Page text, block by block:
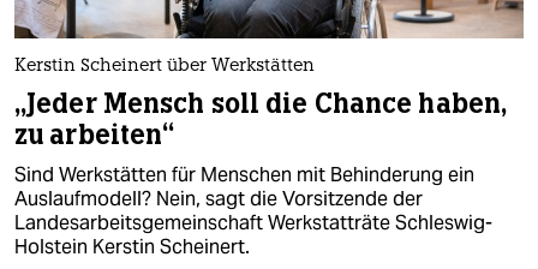
Kerstin Scheinert über Werkstätten
„Jeder Mensch soll die Chance haben,
zu arbeiten“
Sind Werkstätten für Menschen mit Behinderung ein
Auslaufmodell? Nein, sagt die Vorsitzende der
Landesarbeitsgemeinschaft Werkstatträte Schleswig-
Holstein Kerstin Scheinert.